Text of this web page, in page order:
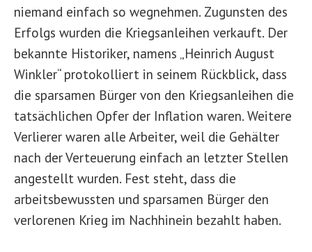
niemand einfach so wegnehmen. Zugunsten des
Erfolgs wurden die Kriegsanleihen verkauft. Der
bekannte Historiker, namens „Heinrich August
Winkler“ protokolliert in seinem Rückblick, dass
die sparsamen Bürger von den Kriegsanleihen die
tatsächlichen Opfer der Inflation waren. Weitere
Verlierer waren alle Arbeiter, weil die Gehälter
nach der Verteuerung einfach an letzter Stellen
angestellt wurden. Fest steht, dass die
arbeitsbewussten und sparsamen Bürger den
verlorenen Krieg im Nachhinein bezahlt haben.